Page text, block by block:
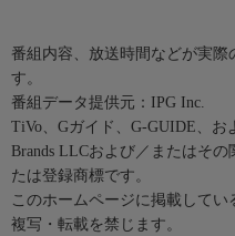
番組内容、放送時間などが実際
す。
番組データ提供元：IPG Inc.
TiVo、Gガイド、G-GUIDE、
Brands LLCおよび／またはそ
たは登録商標です。
このホームページに掲載して
複写・転載を禁じます。